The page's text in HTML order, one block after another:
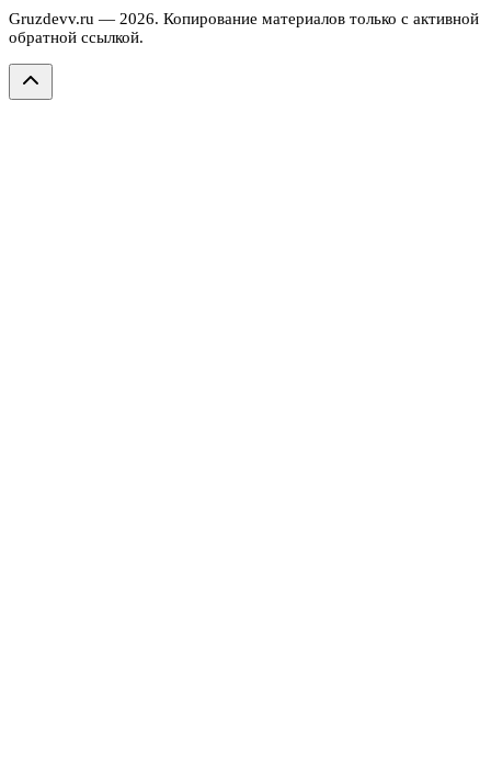
Gruzdevv.ru — 2026. Копирование материалов только с активной
обратной ссылкой.